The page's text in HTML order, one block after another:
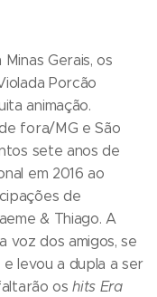
Gerais, os
Porcão
animação.
fora/MG e São
sete anos de
em 2016 ao
de
& Thiago. A
voz dos amigos, se
levou a dupla a ser
oshits Era